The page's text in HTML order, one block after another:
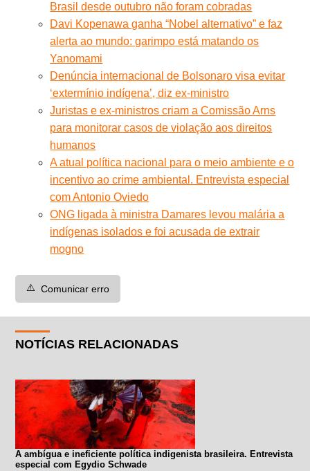
Brasil desde outubro não foram cobradas
Davi Kopenawa ganha “Nobel alternativo” e faz
alerta ao mundo: garimpo está matando os
Yanomami
Denúncia internacional de Bolsonaro visa evitar
‘extermínio indígena’, diz ex-ministro
Juristas e ex-ministros criam a Comissão Arns
para monitorar casos de violação aos direitos
humanos
A atual política nacional para o meio ambiente e o
incentivo ao crime ambiental. Entrevista especial
com Antonio Oviedo
ONG ligada à ministra Damares levou malária a
indígenas isolados e foi acusada de extrair
mogno
⚠️ Comunicar erro
NOTÍCIAS RELACIONADAS
A ambígua e ineficiente política indigenista brasileira. Entrevista
especial com Egydio Schwade